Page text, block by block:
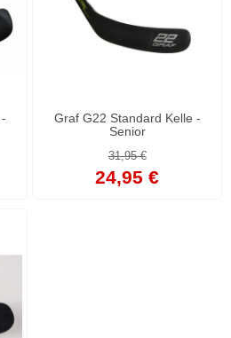
Graf G22 Standard Kelle -
Senior
31,95 €
24,95 €